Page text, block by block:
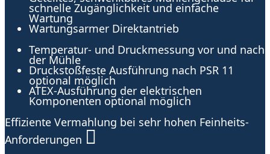
schnelle Zugänglichkeit und einfache
Wartung
Wartungsarmer Direktantrieb
Temperatur- und Druckmessung vor und nach
der Mühle
Druckstoßfeste Ausführung nach PSR 11
optional möglich
ATEX-Ausführung der elektrischen
Komponenten optional möglich
Effiziente Vermahlung bei sehr hohen Feinheits-
Anforderungen